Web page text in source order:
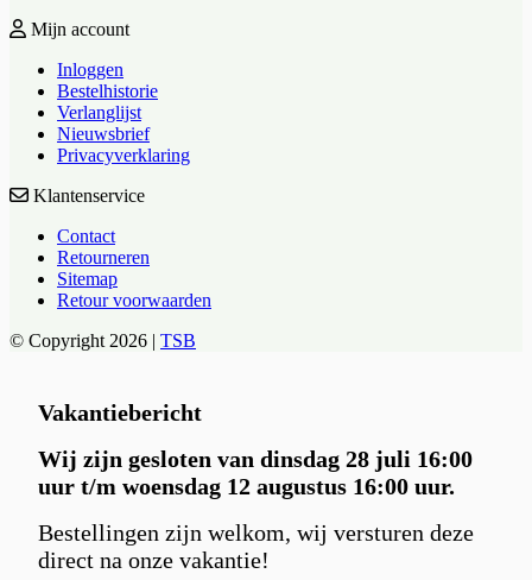
Mijn account
Inloggen
Bestelhistorie
Verlanglijst
Nieuwsbrief
Privacyverklaring
Klantenservice
Contact
Retourneren
Sitemap
Retour voorwaarden
© Copyright 2026 | TSB
Vakantiebericht
Wij zijn gesloten van dinsdag 28 juli 16:00
uur t/m woensdag 12 augustus 16:00 uur.
Bestellingen zijn welkom, wij versturen deze
direct na onze vakantie!